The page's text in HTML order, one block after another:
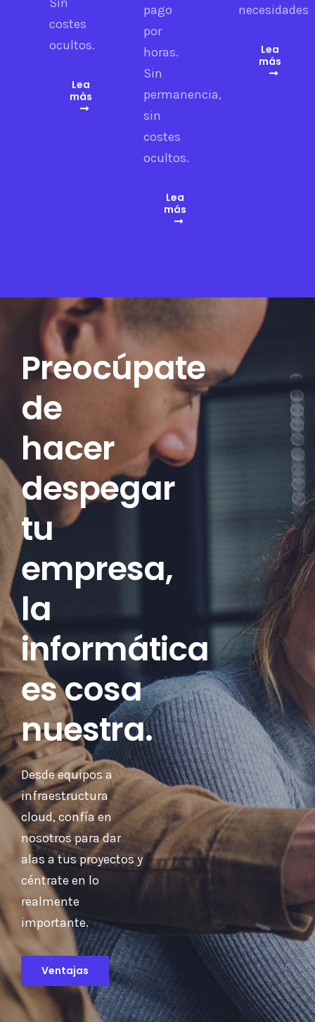
costes
ocultos.
Lea
más
pago
por
horas.
Sin
permanencia,
sin
costes
ocultos.
Lea
más
necesidades
Lea
más
Preocúpate
de
hacer
despegar
tu
empresa,
la
informática
es cosa
nuestra.
Desde equipos a
infraestructura
cloud, confía en
nosotros para dar
alas a tus proyectos y
céntrate en lo
realmente
importante.
Ventajas